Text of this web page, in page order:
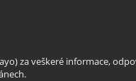
za veškeré informace,